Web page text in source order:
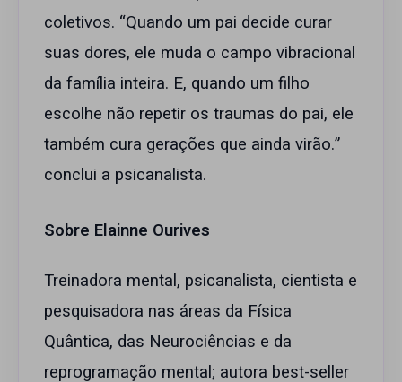
coletivos. “Quando um pai decide curar
suas dores, ele muda o campo vibracional
da família inteira. E, quando um filho
escolhe não repetir os traumas do pai, ele
também cura gerações que ainda virão.”
conclui a psicanalista.
Sobre Elainne Ourives
Treinadora mental, psicanalista, cientista e
pesquisadora nas áreas da Física
Quântica, das Neurociências e da
reprogramação mental; autora best-seller